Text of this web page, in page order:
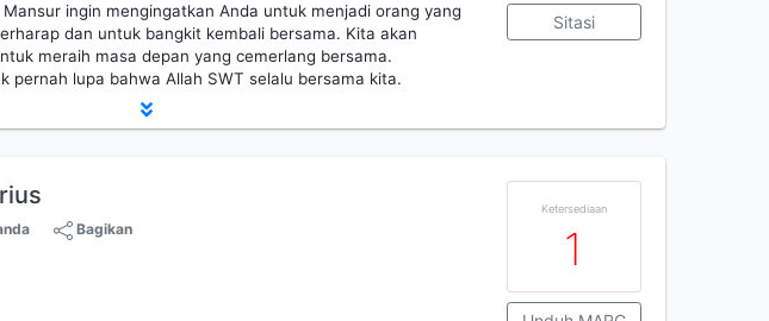
ingin mengingatkan Anda untuk menjadi orang yang
dan untuk bangkit kembali bersama. Kita akan
meraih masa depan yang cemerlang bersama.
pernah lupa bahwa Allah SWT selalu bersama kita.
Sitasi
Bagikan
Ketersediaan
1